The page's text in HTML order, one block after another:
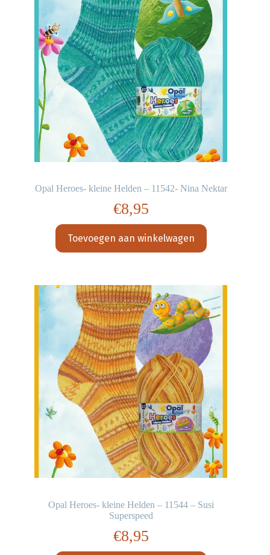
Opal Heroes- kleine Helden – 11542- Nina Nektar
€8,95
Toevoegen aan winkelwagen
Opal Heroes- kleine Helden – 11544 – Susi
Superspeed
€8,95